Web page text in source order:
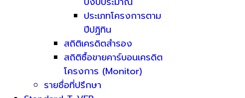
ประเภทโครงการตาม
ปีปฏิทิน
สถิติเครดิตสำรอง
สถิติซื้อขายคาร์บอนเครดิต
โครงการ (Monitor)
รายชื่อที่ปรึกษา